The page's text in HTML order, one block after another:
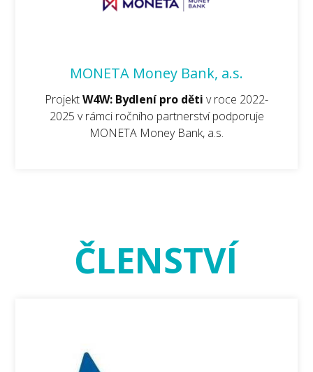
MONETA Money Bank, a.s.
ProjektW4W: Bydlení pro děti v roce 2022-
2025 v rámci ročního partnerství podporuje
MONETA Money Bank, a.s.
ČLENSTVÍ